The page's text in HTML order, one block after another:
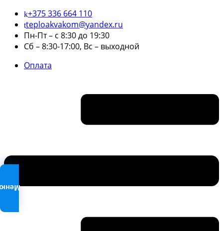
+375 336 664 110
teploakvakom@yandex.ru
Пн-Пт – с 8:30 до 19:30
Сб – 8:30-17:00, Вс – выходной
Оплата